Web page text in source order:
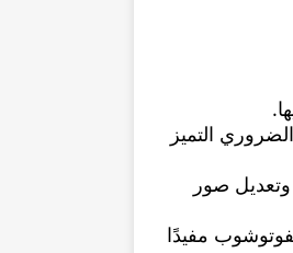
التميز
وتعديل صور
مفيدًا